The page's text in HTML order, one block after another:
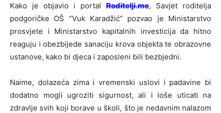
Kako je objavio i portal Roditelji.me, Savjet roditelja
podgoričke OŠ “Vuk Karadžić” pozvao je Ministarstvo
prosvjete i Ministarstvo kapitalnih investicija da hitno
reaguju i obezbijede sanaciju krova objekta te obrazovne
ustanove, kako bi djeca i zaposleni bili bezbjedni.
Naime, dolazeća zima i vremenski uslovi i padavine bi
dodatno mogli ugroziti sigurnost, ali i loše uticati na
zdravlje svih koji borave u školi, što je nedavnim nalazom